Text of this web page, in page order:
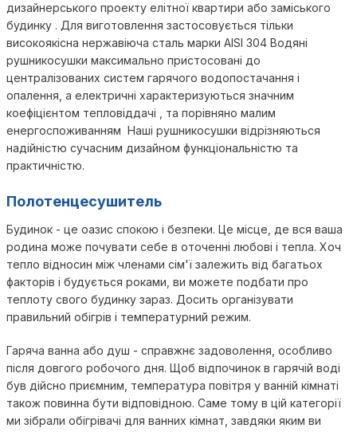
дизайнерського проекту елітної квартири або заміського
будинку . Для виготовлення застосовується тільки
високоякісна нержавіюча сталь марки AISI 304 Водяні
рушникосушки максимально пристосовані до
централізованих систем гарячого водопостачання і
опалення, а електричні характеризуються значним
коефіцієнтом тепловіддачі , та порівняно малим
енергоспоживанням Наші рушникосушки відрізняються
надійністю сучасним дизайном функціональністю та
практичністю.
Полотенцесушитель
Будинок - це оазис спокою і безпеки. Це місце, де вся ваша
родина може почувати себе в оточенні любові і тепла. Хоч
тепло відносин між членами сім'ї залежить від багатьох
факторів і будується роками, ви можете подбати про
теплоту свого будинку зараз. Досить організувати
правильний обігрів і температурний режим.
Гаряча ванна або душ - справжнє задоволення, особливо
після довгого робочого дня. Щоб відпочинок в гарячій воді
був дійсно приємним, температура повітря у ванній кімнаті
також повинна бути відповідною. Саме тому в цій категорії
ми зібрали обігрівачі для ванних кімнат, завдяки яким ви